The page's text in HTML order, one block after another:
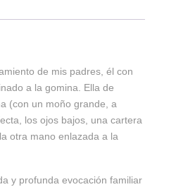
de mis padres, él con
a la gomina. Ella de
(con un moño grande, a
los ojos bajos, una cartera
otra mano enlazada a la
y profunda evocación familiar